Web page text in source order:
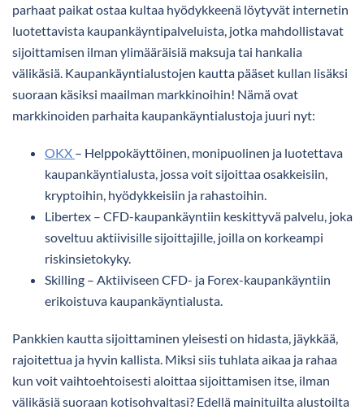
parhaat paikat ostaa kultaa hyödykkeenä löytyvät internetin
luotettavista kaupankäyntipalveluista, jotka mahdollistavat
sijoittamisen ilman ylimääräisiä maksuja tai hankalia
välikäsiä. Kaupankäyntialustojen kautta pääset kullan lisäksi
suoraan käsiksi maailman markkinoihin! Nämä ovat
markkinoiden parhaita kaupankäyntialustoja juuri nyt:
OKX – Helppokäyttöinen, monipuolinen ja luotettava
kaupankäyntialusta, jossa voit sijoittaa osakkeisiin,
kryptoihin, hyödykkeisiin ja rahastoihin.
Libertex – CFD-kaupankäyntiin keskittyvä palvelu, joka
soveltuu aktiivisille sijoittajille, joilla on korkeampi
riskinsietokyky.
Skilling – Aktiiviseen CFD- ja Forex-kaupankäyntiin
erikoistuva kaupankäyntialusta.
Pankkien kautta sijoittaminen yleisesti on hidasta, jäykkää,
rajoitettua ja hyvin kallista. Miksi siis tuhlata aikaa ja rahaa
kun voit vaihtoehtoisesti aloittaa sijoittamisen itse, ilman
välikäsiä suoraan kotisohvaltasi? Edellä mainituilta alustoilta